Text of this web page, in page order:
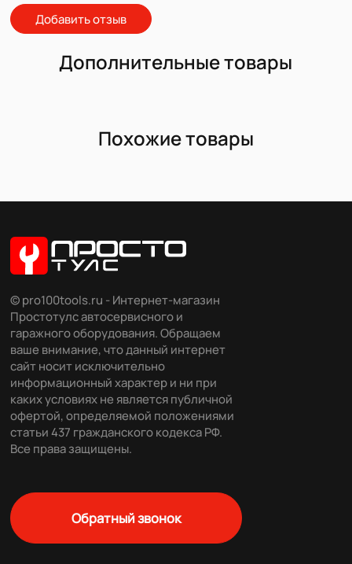
Добавить отзыв
Дополнительные товары
Похожие товары
© pro100tools.ru - Интернет-магазин
Простотулс автосервисного и
гаражного оборудования. Обращаем
ваше внимание, что данный интернет
сайт носит исключительно
информационный характер и ни при
каких условиях не является публичной
офертой, определяемой положениями
статьи 437 гражданского кодекса РФ.
Все права защищены.
Обратный звонок